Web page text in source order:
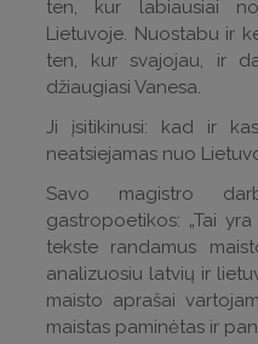
ten, kur labiausiai
Lietuvoje. Nuostabu ir
ten, kur svajojau, ir
džiaugiasi Vanesa.
Ji įsitikinusi: kad ir
neatsiejamas nuo
Savo magistro
gastropoetikos: „Tai
tekste randamus
analizuosiu latvių ir
maisto aprašai
maistas paminėtas ir